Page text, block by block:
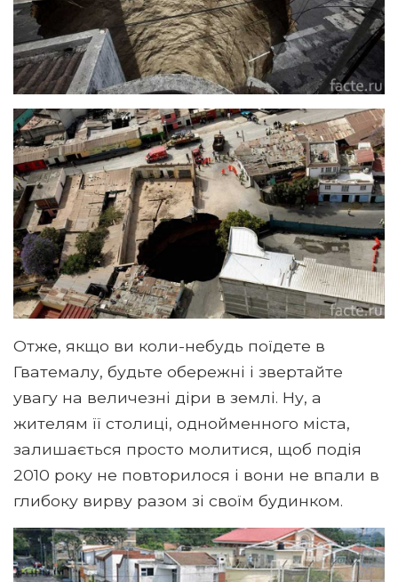
Отже, якщо ви коли-небудь поїдете в
Гватемалу, будьте обережні і звертайте
увагу на величезні діри в землі. Ну, а
жителям її столиці, однойменного міста,
залишається просто молитися, щоб подія
2010 року не повторилося і вони не впали в
глибоку вирву разом зі своїм будинком.